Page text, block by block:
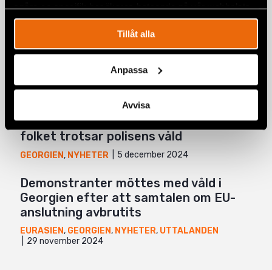
spåra en specifik besökares beteende på vår webbplats.
Tillåt alla
Anpassa
Avvisa
Civil Rights Defender of the Year
Award 2026 – de oberoende
nyhetsmedierna Netgazeti och
La Hora de Cuba
CIVIL RIGHTS DEFENDER OF THE YEAR AWARD,GEORGIEN
Demokrati under attack i Georgien –
folket trotsar polisens våld
GEORGIEN , NYHETER 5 december 2024
Demonstranter möttes med våld i
Georgien efter att samtalen om EU-
anslutning avbrutits
EURASIEN, GEORGIEN, NYHETER, UTTALANDEN
29 november 2024